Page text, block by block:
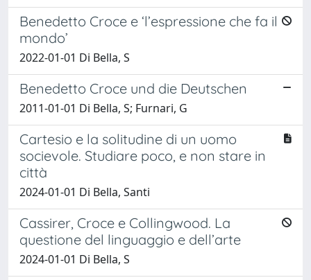
Benedetto Croce e ‘l’espressione che fa il
mondo’
2022-01-01 Di Bella, S
Benedetto Croce und die Deutschen
2011-01-01 Di Bella, S; Furnari, G
Cartesio e la solitudine di un uomo
socievole. Studiare poco, e non stare in
città
2024-01-01 Di Bella, Santi
Cassirer, Croce e Collingwood. La
questione del linguaggio e dell’arte
2024-01-01 Di Bella, S